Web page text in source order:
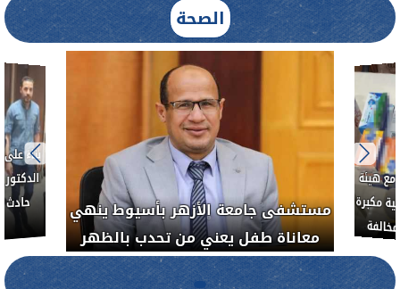
الصحة
مستشفى جامعة
معاناة طفل
العلاج الحر بمنفلوط بالتعاون مع هيئة
الدواء المصرية يشن حملة رقابية مكبرة
لضبط المنشآت الطبية المخالفة.....